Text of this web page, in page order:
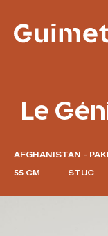
Le
AFGHANISTAN -
55 CM STUC